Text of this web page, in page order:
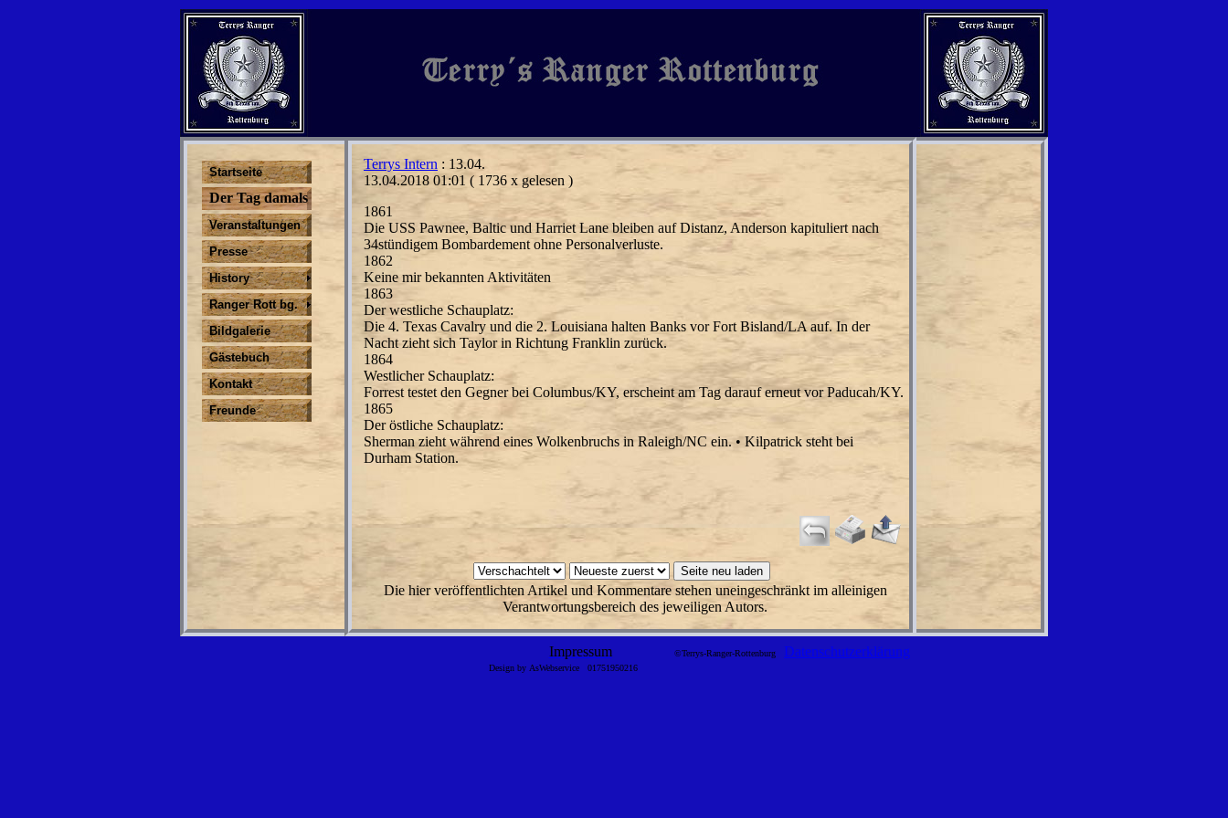
Startseite
Der Tag damals
Veranstaltungen
Presse
History
Ranger Rott bg.
Bildgalerie
Gästebuch
Kontakt
Freunde
Terrys Intern : 13.04.
13.04.2018 01:01 ( 1736 x gelesen )
1861
Die USS Pawnee, Baltic und Harriet Lane bleiben auf Distanz, Anderson kapituliert nach
34stündigem Bombardement ohne Personalverluste.
1862
Keine mir bekannten Aktivitäten
1863
Der westliche Schauplatz:
Die 4. Texas Cavalry und die 2. Louisiana halten Banks vor Fort Bisland/LA auf. In der
Nacht zieht sich Taylor in Richtung Franklin zurück.
1864
Westlicher Schauplatz:
Forrest testet den Gegner bei Columbus/KY, erscheint am Tag darauf erneut vor Paducah/KY.
1865
Der östliche Schauplatz:
Sherman zieht während eines Wolkenbruchs in Raleigh/NC ein. • Kilpatrick steht bei
Durham Station.
Die hier veröffentlichten Artikel und Kommentare stehen uneingeschränkt im alleinigen
Verantwortungsbereich des jeweiligen Autors.
Impressum ©Terrys-Ranger-Rottenburg Datenschutzerklärung
Design by AsWebservice 01751950216